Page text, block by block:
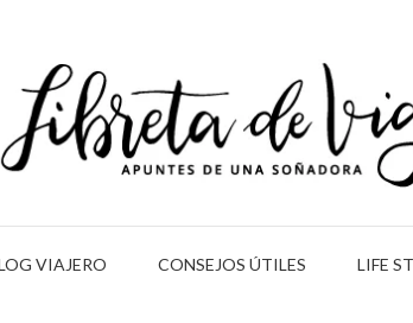
VIAJERO CONSEJOS ÚTILES LIFE